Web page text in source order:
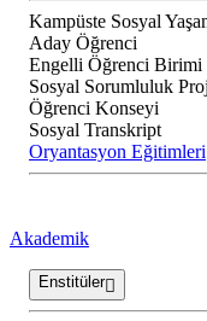
Kampüste Sosyal
Aday Öğrenci
Engelli Öğrenci Birimi
Sosyal Sorumluluk
Öğrenci Konseyi
Sosyal Transkript
Oryantasyon Eğitimleri
Akademik
Enstitüler